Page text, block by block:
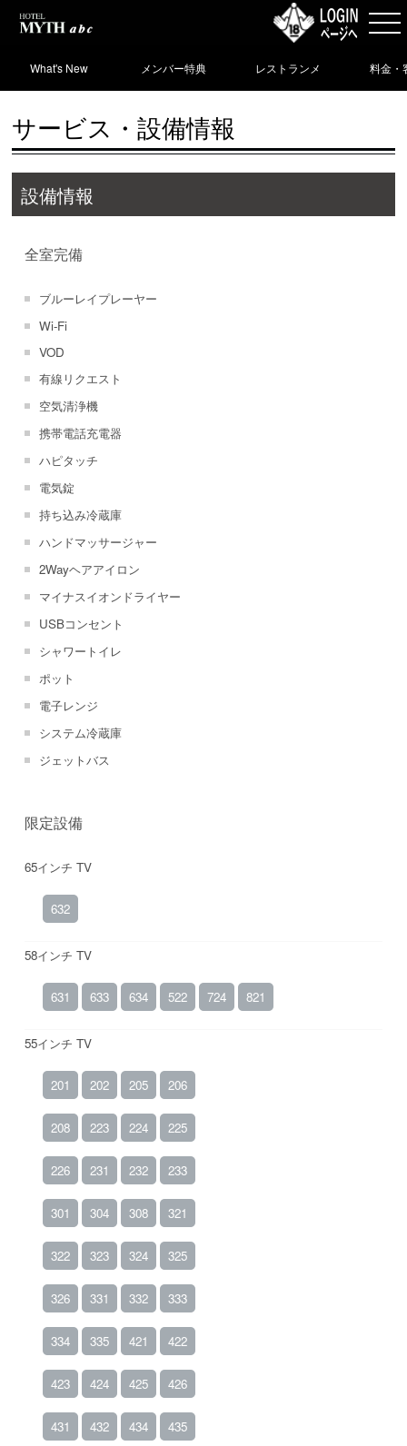
What's New メンバー特典 レストランメ 料金・
サービス・設備情報
設備情報
全室完備
ブルーレイプレーヤー
Wi-Fi
VOD
有線リクエスト
空気清浄機
携帯電話充電器
ハピタッチ
電気錠
持ち込み冷蔵庫
ハンドマッサージャー
2Wayヘアアイロン
マイナスイオンドライヤー
USBコンセント
シャワートイレ
ポット
電子レンジ
システム冷蔵庫
ジェットバス
限定設備
65インチ TV
632
58インチ TV
631 633 634 522 724 821
55インチ TV
201 202 205 206
208 223 224 225
226 231 232 233
301 304 308 321
322 323 324 325
326 331 332 333
334 335 421 422
423 424 425 426
431 432 434 435